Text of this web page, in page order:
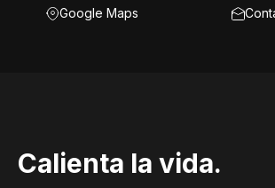
Google Maps
Calienta la vida.